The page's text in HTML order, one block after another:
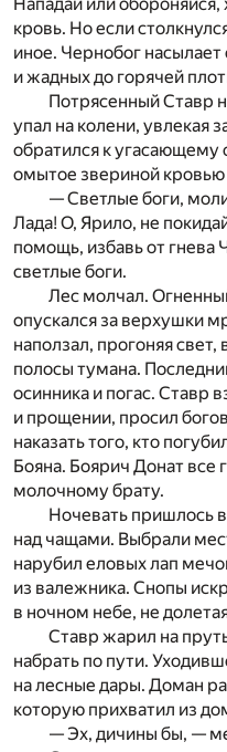
кровь. Но если
иное. Чернобог насылает
и жадных до горячей
Потрясенный Ставр
упал на колени, увлекая
обратился к угасающему
омытое звериной
— Светлые боги,
Лада! О, Ярило, не
помощь, избавь от гнева
светлые боги.
Лес молчал.
опускался за верхушки
наползал, прогоняя
полосы тумана.
осинника и погас. Ставр
и прощении, просил
наказать того, кто
Бояна. Боярич Донат все
молочному брату.
Ночевать пришлось
над чащами. Выбрали
нарубил еловых лап
из валежника. Снопы
в ночном небе, не
Ставр жарил на
набрать по пути.
на лесные дары. Доман
которую прихватил из
— Эх, дичины бы, —